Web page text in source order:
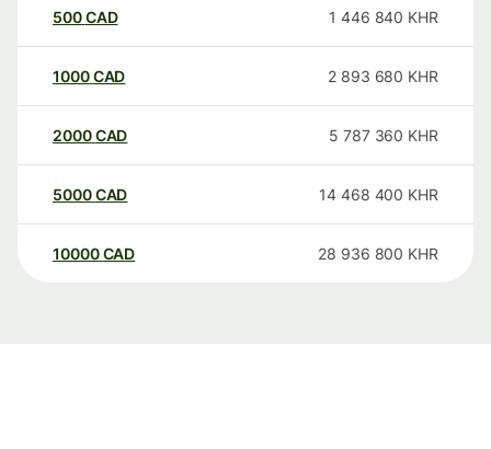
500CAD 1 446 840 KHR
1000CAD 2 893 680 KHR
2000CAD 5 787 360 KHR
5000CAD 14 468 400 KHR
10000 CAD 28 936 800 KHR